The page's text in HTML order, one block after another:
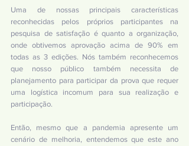
Uma de nossas principais características
reconhecidas pelos próprios participantes na
pesquisa de satisfação é quanto a organização,
onde obtivemos aprovação acima de 90% em
todas as 3 edições. Nós também reconhecemos
que nosso público também necessita de
planejamento para participar da prova que requer
uma logística incomum para sua realização e
participação.
Então, mesmo que a pandemia apresente um
cenário de melhoria, entendemos que este ano